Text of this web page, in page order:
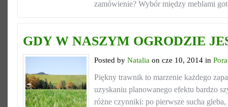
zamówienie? Wybór między meblami
GDY W NASZYM OGRODZIE
Posted by Natalia on cze 10, 2014 in
Piękny trawnik to marzenie każdego
uzyskaniu planowanego efektu bardzo
różne czynniki: po pierwsze sucha